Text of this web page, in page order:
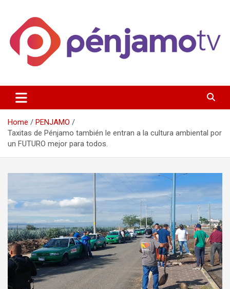
content
Penjamotv
Gto y la region.
Home
PENJAMO
Taxitas de Pénjamo también le entran a la cultura ambiental por
un FUTURO mejor para todos.